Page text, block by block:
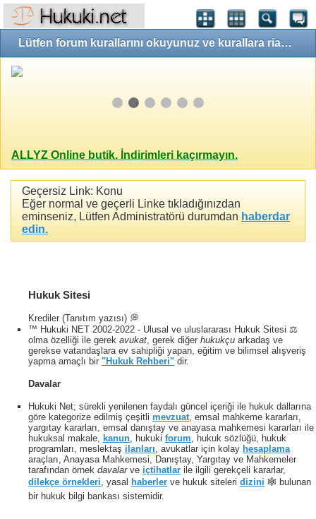
Lütfen forum kurallarını okuyunuz ve kurallara riayet ediniz!
ALLYZ Online butik. İndirimleri kaçırmayın.
Geçersiz Link: Konu
Eğer normal ve geçerli Linke tıkladığınızdan
eminseniz, Lütfen Administratörü durumdan haberdar
edin.
Hukuk Sitesi
Krediler (Tanıtım yazısı) 💭
™ Hukuki NET 2002-2022 - Ulusal ve uluslararası Hukuk Sitesi ⚖️
olma özelliği ile gerek avukat , gerek diğer hukukçu arkadaş ve
gerekse vatandaşlara ev sahipliği yapan, eğitim ve bilimsel alışveriş
yapma amaçlı bir "Hukuk Rehberi" dir.
Davalar
Hukuki Net; sürekli yenilenen faydalı güncel içeriği ile hukuk dallarına
göre kategorize edilmiş çeşitli mevzuat, emsal mahkeme kararları,
yargıtay kararları, emsal danıştay ve anayasa mahkemesi kararları ile
hukuksal makale, kanun, hukuki forum, hukuk sözlüğü, hukuk
programları, meslektaş ilanları, avukatlar için kolay hesaplama
araçları, Anayasa Mahkemesi, Danıştay, Yargıtay ve Mahkemeler
tarafından örnek davalarve içtihatlar ile ilgili gerekçeli kararlar,
dilekçe örnekleri, yasal haberler ve hukuk siteleri dizini 🕸 bulunan
bir hukuk bilgi bankası sistemidir.